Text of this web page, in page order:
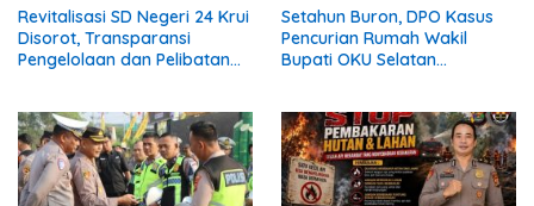
Revitalisasi SD Negeri 24 Krui
Disorot, Transparansi
Pengelolaan dan Pelibatan
Setahun Buron, DPO Kasus
Pencurian Rumah Wakil
Bupati OKU Selatan